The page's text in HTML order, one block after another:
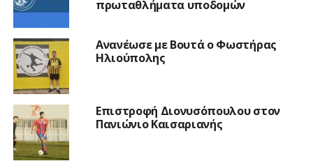
πρωταθλήματα υποδομών
Ανανέωσε με Βουτά ο Φωστήρας
Ηλιούπολης
Επιστροφή Διονυσόπουλου στον
Πανιώνιο Καισαριανής